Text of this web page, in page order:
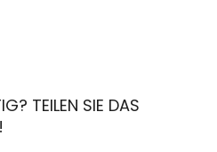
TEILEN SIE DAS